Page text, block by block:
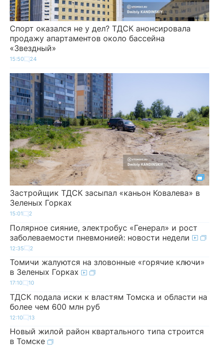
Спорт оказался не у дел? ТДСК анонсировала
продажу апартаментов около бассейна
«Звездный»
15:50 24
Застройщик ТДСК засыпал «каньон Ковалева» в
Зеленых Горках
15:01 2
Полярное сияние, электробус «Генерал» и рост
заболеваемости пневмонией: новости недели
12:35 2
Томичи жалуются на зловонные «горячие ключи»
в Зеленых Горках
17:10 10
ТДСК подала иски к властям Томска и области на
более чем 600 млн руб
12:10 13
Новый жилой район квартального типа строится
в Томске